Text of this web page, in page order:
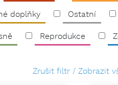
doplňky Ostatní
Reprodukce
Zrušit filtr / Zobrazit